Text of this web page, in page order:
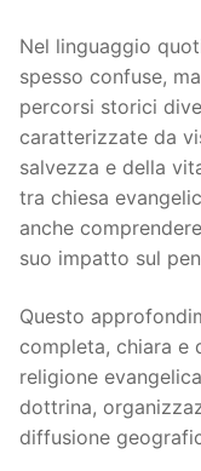
Nel linguaggio
spesso confuse,
percorsi storici
caratterizzate da
salvezza e della
tra chiesa
anche
suo impatto sul
Questo
completa, chiara e
religione
dottrina,
diffusione